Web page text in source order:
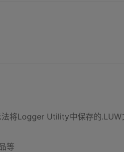
将Logger Utility中保存的.LUW
等